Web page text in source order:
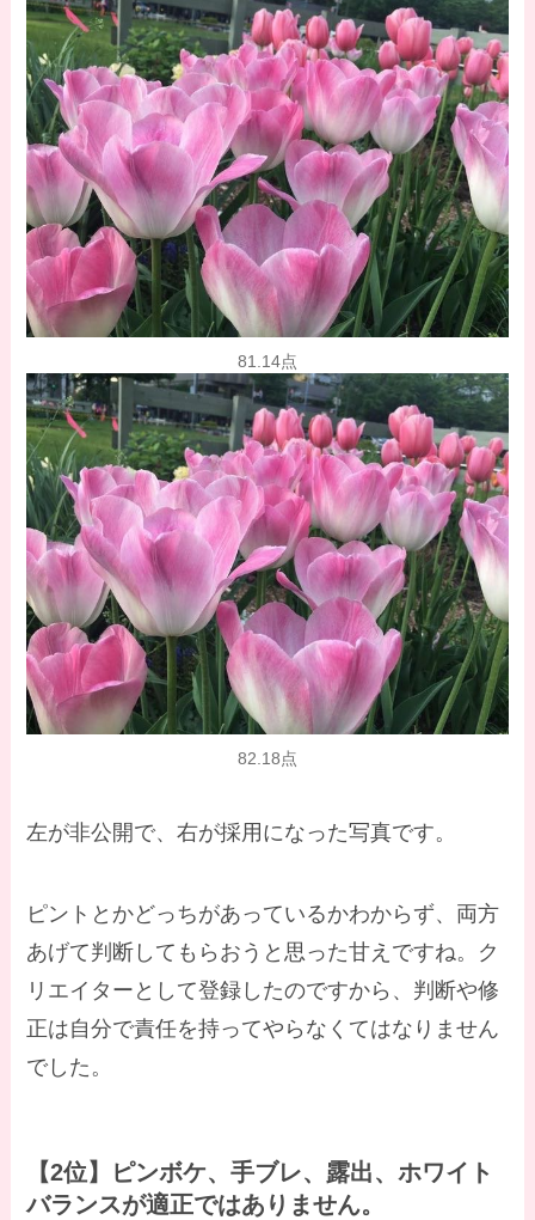
81.14点
82.18点
左が非公開で、右が採用になった写真です。
ピントとかどっちがあっているかわからず、両方
あげて判断してもらおうと思った甘えですね。ク
リエイターとして登録したのですから、判断や修
正は自分で責任を持ってやらなくてはなりません
でした。
【2位】ピンボケ、手ブレ、露出、ホワイト
バランスが適正ではありません。